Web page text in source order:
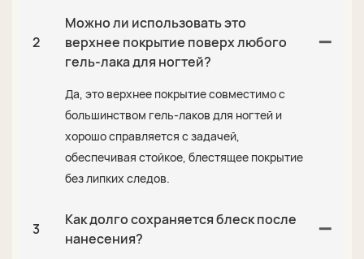
2
Можно ли использовать это
верхнее покрытие поверх любого
гель-лака для ногтей?
Да, это верхнее покрытие совместимо с
большинством гель-лаков для ногтей и
хорошо справляется с задачей,
обеспечивая стойкое, блестящее покрытие
без липких следов.
3
Как долго сохраняется блеск после
нанесения?